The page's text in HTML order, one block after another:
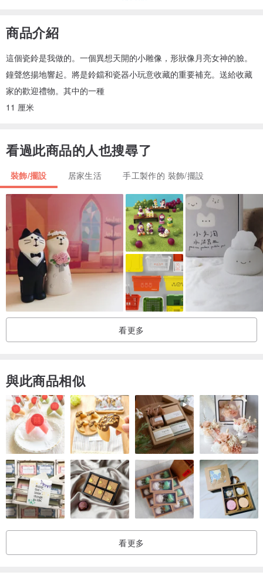
商品介紹
這個瓷鈴是我做的。一個異想天開的小雕像，形狀像月亮女神的臉。
鐘聲悠揚地響起。將是鈴鐺和瓷器小玩意收藏的重要補充。送給收藏
家的歡迎禮物。其中的一種
11 厘米
看過此商品的人也搜尋了
裝飾/擺設 居家生活 手工製作的 裝飾/擺設
看更多
與此商品相似
看更多